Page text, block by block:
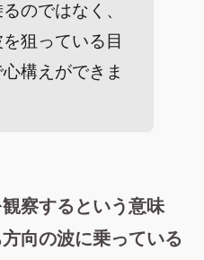
のではなく、
狙っている目
構えができま
察するという意味
向の波に乗っている